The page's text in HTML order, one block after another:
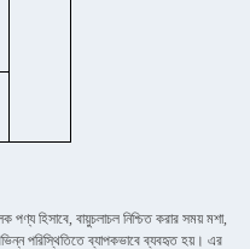
পণ্য হিসাবে, বায়ুচলাচল নিশ্চিত করার সময় মশা,
পরিস্থিতিতে ব্যাপকভাবে ব্যবহৃত হয়। এর